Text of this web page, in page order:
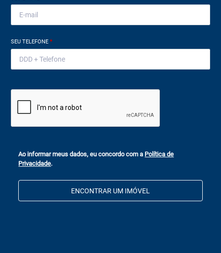
SEU TELEFONE*
Ao informar meus dados, eu concordo com a Política de
Privacidade.
ENCONTRAR UM IMÓVEL